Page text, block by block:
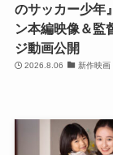
のサッカー少年
ン本編映像＆監
ジ動画公開
2026.8.06 新作映画